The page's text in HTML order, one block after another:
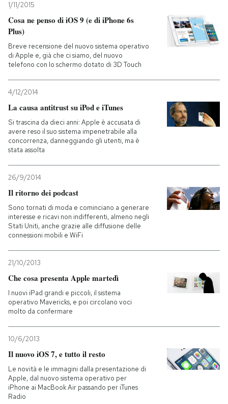
PODCAST
NEWSLETTER
SHOP
CALENDARIO
Entra
1/11/2015
Cosa ne penso di iOS 9 (e di iPhone 6s
Plus)
Breve recensione del nuovo sistema operativo
di Apple e, già che ci siamo, del nuovo
telefono con lo schermo dotato di 3D Touch
4/12/2014
La causa antitrust su iPod e iTunes
Si trascina da dieci anni: Apple è accusata di
avere reso il suo sistema impenetrabile alla
concorrenza, danneggiando gli utenti, ma è
stata assolta
26/9/2014
Il ritorno dei podcast
Sono tornati di moda e cominciano a generare
interesse e ricavi non indifferenti, almeno negli
Stati Uniti, anche grazie alle diffusione delle
connessioni mobili e WiFi
21/10/2013
Che cosa presenta Apple martedì
I nuovi iPad grandi e piccoli, il sistema
operativo Mavericks, e poi circolano voci
molto da confermare
10/6/2013
Il nuovo iOS 7, e tutto il resto
Le novità e le immagini dalla presentazione di
Apple, dal nuovo sistema operativo per
iPhone ai MacBook Air passando per iTunes
Radio